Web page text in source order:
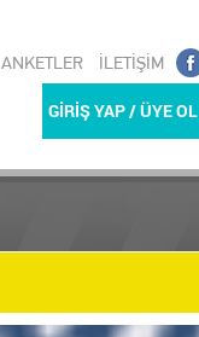
ANKETLER İLETİŞİM
GİRİŞ YAP / ÜYE OL